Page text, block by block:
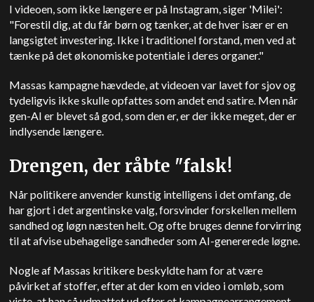
I videoen, som ikke længere er på Instagram, siger 'Milei':
"Forestil dig, at du får børn og tænker, at de hver især er en
langsigtet investering. Ikke i traditionel forstand, men ved at
tænke på det økonomiske potentiale i deres organer."
Massas kampagne hævdede, at videoen var lavet for sjov og
tydeligvis ikke skulle opfattes som andet end satire. Men når
gen-AI er blevet så god, som den er, er der ikke meget, der er
indlysende længere.
Drengen, der råbte "falsk!
Når politikere anvender kunstig intelligens i det omfang, de
har gjort i det argentinske valg, forsvinder forskellen mellem
sandhed og løgn næsten helt. Og ofte bruges denne forvirring
til at afvise ubehagelige sandheder som AI-genererede løgne.
Nogle af Massas kritikere beskyldte ham for at være
påvirket af stoffer, efter at der kom en video i omløb, som